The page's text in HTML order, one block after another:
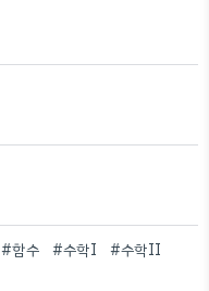
#함수 #수학I
#수학II